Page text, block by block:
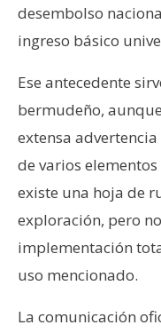
desembolso
ingreso básico
Ese antecedente
bermudeño,
extensa
de varios
existe una hoja de
exploración, pero
implementación
uso mencionado.
La comunicación